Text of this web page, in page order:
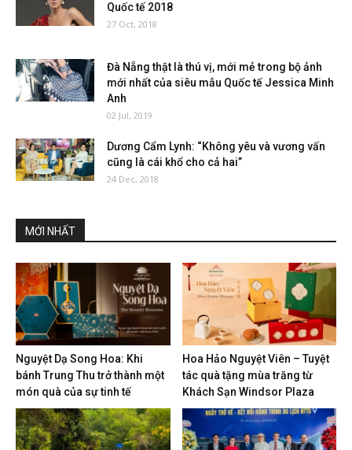
Quốc tế 2018
27 Oct, 2018
Đà Nẵng thật là thú vị, mới mẻ trong bộ ảnh
mới nhất của siêu mẫu Quốc tế Jessica Minh
Anh
02 Jul, 2019
Dương Cẩm Lynh: “Không yêu và vương vấn
cũng là cái khổ cho cả hai”
24 Dec, 2018
MỚI NHẤT
Nguyệt Dạ Song Hoa: Khi
bánh Trung Thu trở thành một
món quà của sự tinh tế
Hoa Hảo Nguyệt Viên – Tuyệt
tác quà tặng mùa trăng từ
Khách Sạn Windsor Plaza